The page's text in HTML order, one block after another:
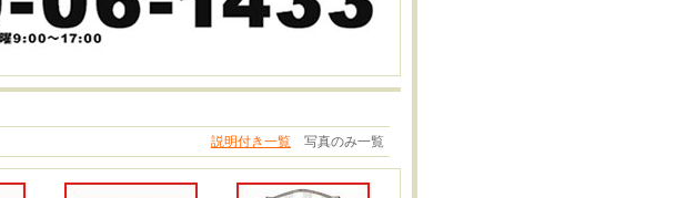
説明付き一覧 写真のみ一覧